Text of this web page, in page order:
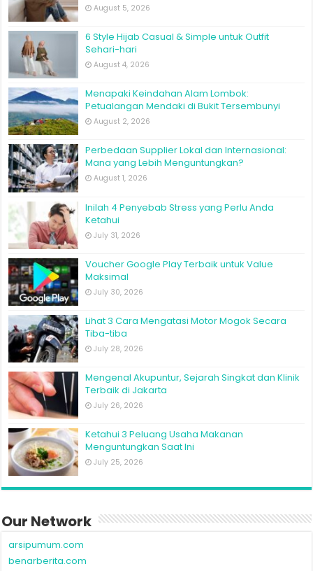
August 5, 2026
6 Style Hijab Casual & Simple untuk Outfit
Sehari-hari
August 4, 2026
Menapaki Keindahan Alam Lombok:
Petualangan Mendaki di Bukit Tersembunyi
August 2, 2026
Perbedaan Supplier Lokal dan Internasional:
Mana yang Lebih Menguntungkan?
August 1, 2026
Inilah 4 Penyebab Stress yang Perlu Anda
Ketahui
July 31, 2026
Voucher Google Play Terbaik untuk Value
Maksimal
July 30, 2026
Lihat 3 Cara Mengatasi Motor Mogok Secara
Tiba-tiba
July 28, 2026
Mengenal Akupuntur, Sejarah Singkat dan Klinik
Terbaik di Jakarta
July 26, 2026
Ketahui 3 Peluang Usaha Makanan
Menguntungkan Saat Ini
July 25, 2026
Our Network
arsipumum.com
benarberita.com